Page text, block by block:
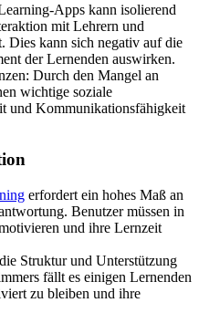
Apps kann isolierend
mit Lehrern und
Dies kann sich negativ auf die
der Lernenden auswirken.
Durch den Mangel an
wichtige soziale
und Kommunikationsfähigkeit
erfordert ein hohes Maß an
Benutzer müssen in
und ihre Lernzeit
Struktur und Unterstützung
fällt es einigen Lernenden
zu bleiben und ihre